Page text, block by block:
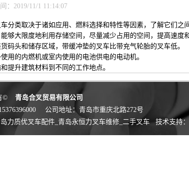
：2019/11/1 11:14:07
类取决于诸如应用、燃料选择和特性等因素，了解它们之
大限度地利用存储空间，尽量减少占用的空间，提高速度和
头和储存区域，带缓冲垫的叉车比带充气轮胎的叉车低。
的内燃机或室内使用的电池供电的电动机。
升建筑材料到不同的工作地点。
©
青岛合叉贸易有限公司
公司地址：青岛市重庆北路272号
力质优叉车配件_青岛永恒力叉车维修_二手叉车 技术支持：